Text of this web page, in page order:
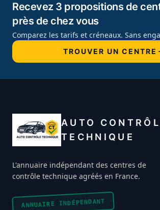
Recevez 3 propositions de
près de chez vous
Comparez les tarifs et créneaux. Sans
TROUVER UN CENTRE
AUTO
TECHNIQUE
L'annuaire indépendant des centres de
contrôle technique agréés en France.
ANNUAIRE INDÉPENDANT